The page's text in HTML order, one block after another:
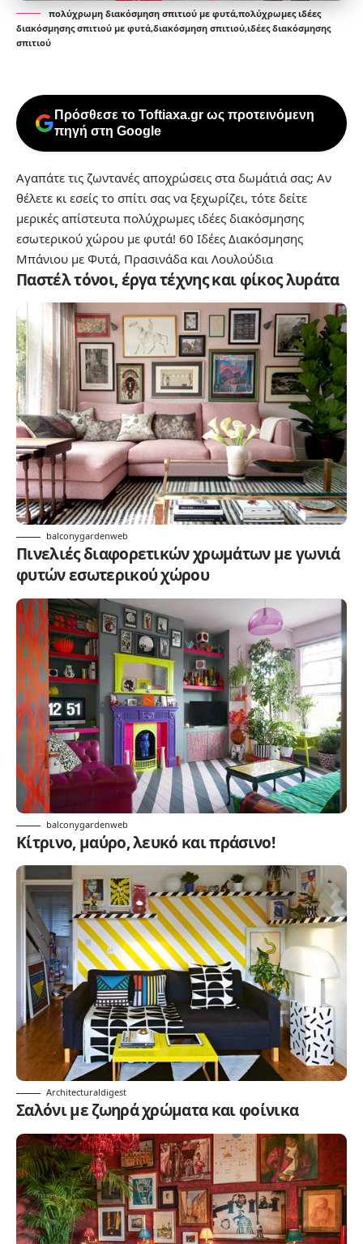
πολύχρωμη διακόσμηση σπιτιού με φυτά,πολύχρωμες ιδέες
διακόσμησης σπιτιού με φυτά,διακόσμηση σπιτιού,ιδέες διακόσμησης
σπιτιού
Πρόσθεσε το Toftiaxa.gr ως προτεινόμενη
πηγή στη Google
Αγαπάτε τις ζωντανές αποχρώσεις στα δωμάτιά σας; Αν
θέλετε κι εσείς το σπίτι σας να ξεχωρίζει, τότε δείτε
μερικές απίστευτα πολύχρωμες ιδέες διακόσμησης
εσωτερικού χώρου με φυτά! 60 Ιδέες Διακόσμησης
Μπάνιου με Φυτά, Πρασινάδα και Λουλούδια
Παστέλ τόνοι, έργα τέχνης και φίκος λυράτα
balconygardenweb
Πινελιές διαφορετικών χρωμάτων με γωνιά
φυτών εσωτερικού χώρου
balconygardenweb
Κίτρινο, μαύρο, λευκό και πράσινο!
Architecturaldigest
Σαλόνι με ζωηρά χρώματα και φοίνικα